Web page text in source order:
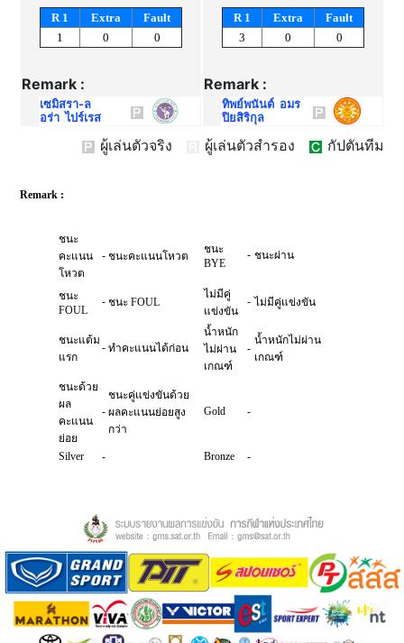
R 1 Extra
Fault
1
0 0
Remark :
เซมิสรา-ล
อร่า ไปร์เรส
R 1 Extra
Fault
3
0 0
Remark :
ทิพย์พนันต์ อมร
ปิยสิริกุล
ผู้เล่นตัวจริง ผู้เล่นตัวสำรอง กัปตันทีม
Remark :
ชนะ
คะแนน
โหวต
- ชนะคะแนนโหวต
ชนะ
BYE
- ชนะผ่าน
ชนะ
FOUL
- ชนะ FOUL
ไม่มีคู่
แข่งขัน
- ไม่มีคู่แข่งขัน
ชนะแต้ม
แรก
- ทำคะแนนได้ก่อน
น้ำหนัก
ไม่ผ่าน
เกณฑ์
-
น้ำหนักไม่ผ่าน
เกณฑ์
ชนะด้วย
ผล
คะแนน
ย่อย
-
ชนะคู่แข่งขันด้วย
ผลคะแนนย่อยสูง
กว่า
Gold -
Silver - Bronze -